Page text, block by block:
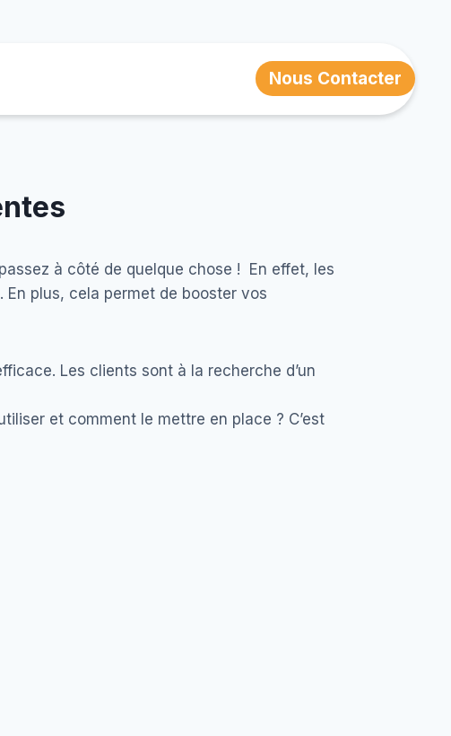
Nous Contacter
à côté de quelque chose ! En effet, les
. En plus, cela permet de booster vos
Les clients sont à la recherche d’un
et comment le mettre en place ? C’est